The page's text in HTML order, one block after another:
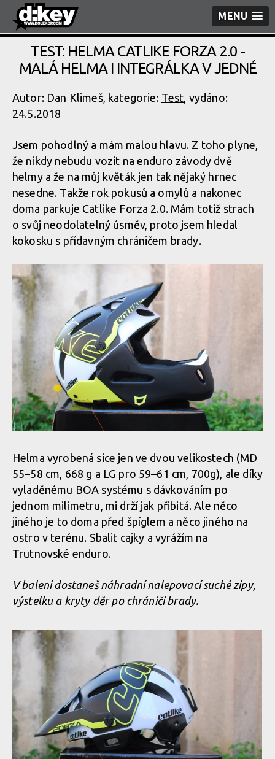
MENU
TEST: HELMA CATLIKE FORZA 2.0 -
MALÁ HELMA I INTEGRÁLKA V JEDNÉ
Autor: Dan Klimeš, kategorie: Test, vydáno:
24.5.2018
Jsem pohodlný a mám malou hlavu. Z toho plyne,
že nikdy nebudu vozit na enduro závody dvě
helmy a že na můj květák jen tak nějaký hrnec
nesedne. Takže rok pokusů a omylů a nakonec
doma parkuje Catlike Forza 2.0. Mám totiž strach
o svůj neodolatelný úsměv, proto jsem hledal
kokosku s přídavným chráničem brady.
Helma vyrobená sice jen ve dvou velikostech (MD
55–58 cm, 668 g a LG pro 59–61 cm, 700g), ale díky
vyladěnému BOA systému s dávkováním po
jednom milimetru, mi drží jak přibitá. Ale něco
jiného je to doma před špíglem a něco jiného na
ostro v terénu. Sbalit cajky a vyrážím na
Trutnovské enduro.
V balení dostaneš náhradní nalepovací suché zipy,
výstelku a kryty děr po chrániči brady.